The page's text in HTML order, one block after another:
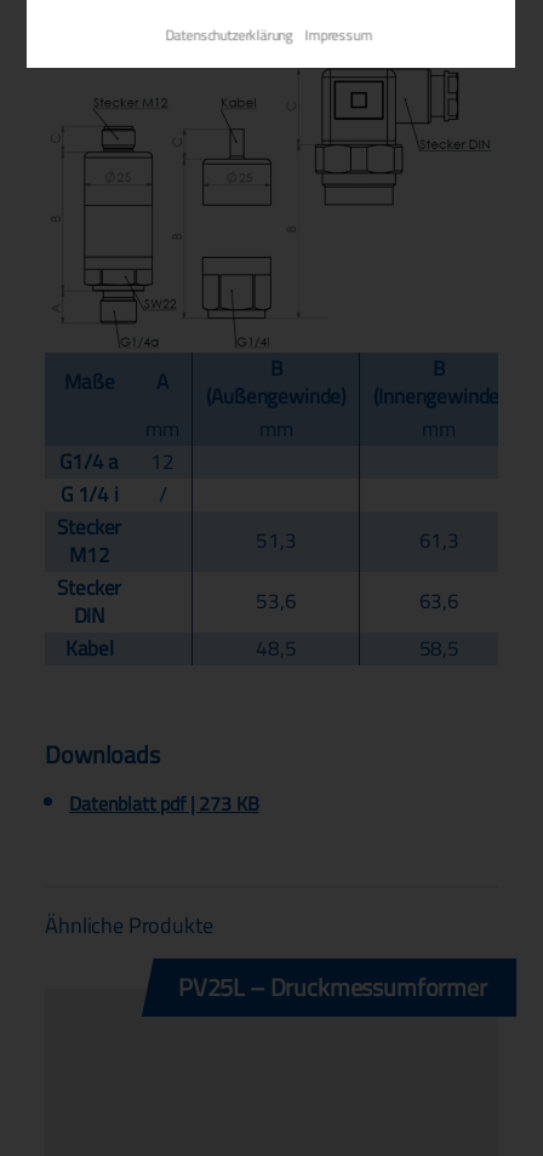
Abmessungen
Maße A B
(Außengewinde)
B
(Innengewinde)
mm
mm mm
G1/4 a
12
G 1/4 i
/
Stecker
M12 51,3 61,3
Stecker
DIN 53,6 63,6
Kabel
48,5 58,5
Downloads
Datenblattpdf | 273 KB
Ähnliche Produkte
PV25L – Druckmessumformer
Datenschutzerklärung Impressum